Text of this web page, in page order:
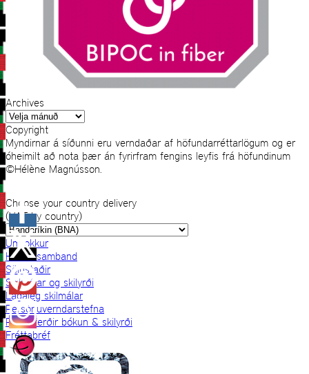
Archives
Archives
Copyright
Myndirnar á síðunni eru verndaðar af höfundarréttarlögum og er
óheimilt að nota þær án fyrirfram fengins leyfis frá höfundinum
©Hélène Magnússon.
Choose your country delivery
(VAT by country)
Um okkur
Hafðu samband
Sölustaðir
Skilmálar og skilyrði
Lagaleg skilmálar
Persónuverndarstefna
Prjónaferðir bókun & skilyrði
Fréttabréf